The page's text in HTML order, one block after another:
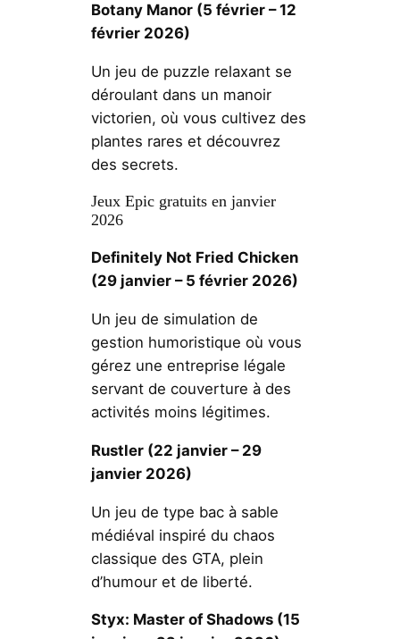
Botany Manor (5 février – 12
février 2026)
Un jeu de puzzle relaxant se
déroulant dans un manoir
victorien, où vous cultivez des
plantes rares et découvrez
des secrets.
Jeux Epic gratuits en janvier
2026
Definitely Not Fried Chicken
(29 janvier – 5 février 2026)
Un jeu de simulation de
gestion humoristique où vous
gérez une entreprise légale
servant de couverture à des
activités moins légitimes.
Rustler (22 janvier – 29
janvier 2026)
Un jeu de type bac à sable
médiéval inspiré du chaos
classique des GTA, plein
d’humour et de liberté.
Styx: Master of Shadows(15